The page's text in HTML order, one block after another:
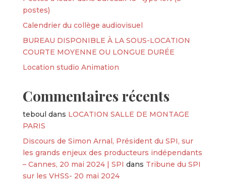
postes)
Calendrier du collège audiovisuel
BUREAU DISPONIBLE À LA SOUS-LOCATION
COURTE MOYENNE OU LONGUE DURÉE
Location studio Animation
Commentaires récents
teboul dans LOCATION SALLE DE MONTAGE
PARIS
Discours de Simon Arnal, Président du SPI, sur
les grands enjeux des producteurs indépendants
– Cannes, 20 mai 2024 | SPI dans Tribune du SPI
sur les VHSS- 20 mai 2024